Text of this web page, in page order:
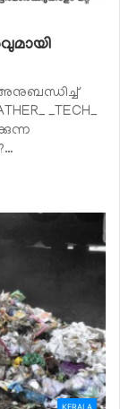
_TECH_
KERALA